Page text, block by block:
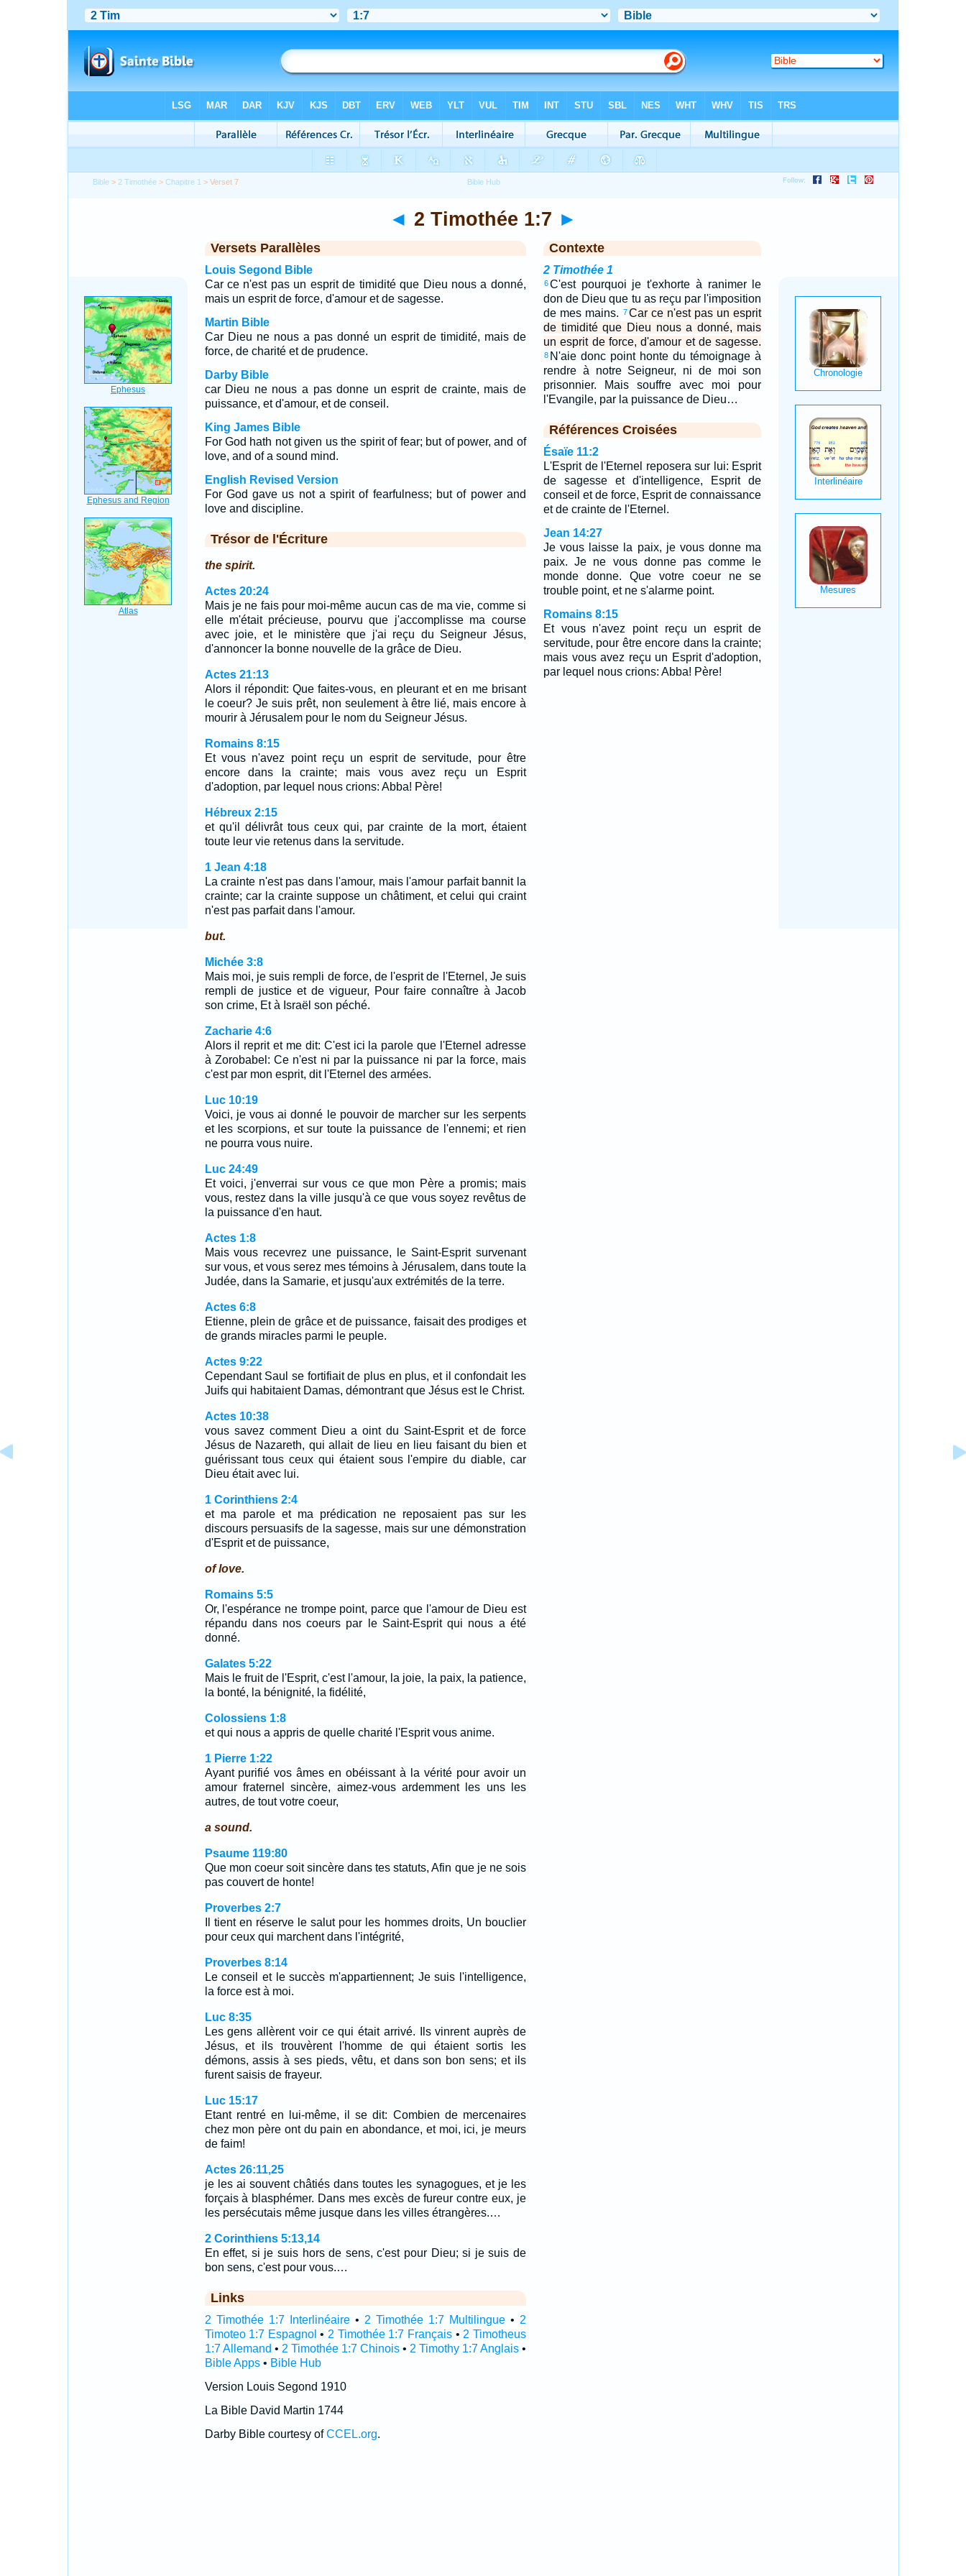
Bible > 2 Timothée >Chapitre 1 > Verset 7
◄ 2 Timothée 1:7 ►
Versets Parallèles
Louis Segond Bible
Car ce n'est pas un esprit de timidité que Dieu nous a donné,
mais un esprit de force, d'amour et de sagesse.
Martin Bible
Car Dieu ne nous a pas donné un esprit de timidité, mais de
force, de charité et de prudence.
Darby Bible
car Dieu ne nous a pas donne un esprit de crainte, mais de
puissance, et d'amour, et de conseil.
King James Bible
For God hath not given us the spirit of fear; but of power, and of
love, and of a sound mind.
English Revised Version
For God gave us not a spirit of fearfulness; but of power and
love and discipline.
Trésor de l'Écriture
the spirit.
Actes 20:24
Mais je ne fais pour moi-même aucun cas de ma vie, comme si
elle m'était précieuse, pourvu que j'accomplisse ma course
avec joie, et le ministère que j'ai reçu du Seigneur Jésus,
d'annoncer la bonne nouvelle de la grâce de Dieu.
Actes 21:13
Alors il répondit: Que faites-vous, en pleurant et en me brisant
le coeur? Je suis prêt, non seulement à être lié, mais encore à
mourir à Jérusalem pour le nom du Seigneur Jésus.
Romains 8:15
Et vous n'avez point reçu un esprit de servitude, pour être
encore dans la crainte; mais vous avez reçu un Esprit
d'adoption, par lequel nous crions: Abba! Père!
Hébreux 2:15
et qu'il délivrât tous ceux qui, par crainte de la mort, étaient
toute leur vie retenus dans la servitude.
1 Jean 4:18
La crainte n'est pas dans l'amour, mais l'amour parfait bannit la
crainte; car la crainte suppose un châtiment, et celui qui craint
n'est pas parfait dans l'amour.
but.
Michée 3:8
Mais moi, je suis rempli de force, de l'esprit de l'Eternel, Je suis
rempli de justice et de vigueur, Pour faire connaître à Jacob
son crime, Et à Israël son péché.
Zacharie 4:6
Alors il reprit et me dit: C'est ici la parole que l'Eternel adresse
à Zorobabel: Ce n'est ni par la puissance ni par la force, mais
c'est par mon esprit, dit l'Eternel des armées.
Luc 10:19
Voici, je vous ai donné le pouvoir de marcher sur les serpents
et les scorpions, et sur toute la puissance de l'ennemi; et rien
ne pourra vous nuire.
Luc 24:49
Et voici, j'enverrai sur vous ce que mon Père a promis; mais
vous, restez dans la ville jusqu'à ce que vous soyez revêtus de
la puissance d'en haut.
Actes 1:8
Mais vous recevrez une puissance, le Saint-Esprit survenant
sur vous, et vous serez mes témoins à Jérusalem, dans toute la
Judée, dans la Samarie, et jusqu'aux extrémités de la terre.
Actes 6:8
Etienne, plein de grâce et de puissance, faisait des prodiges et
de grands miracles parmi le peuple.
Actes 9:22
Cependant Saul se fortifiait de plus en plus, et il confondait les
Juifs qui habitaient Damas, démontrant que Jésus est le Christ.
Actes 10:38
vous savez comment Dieu a oint du Saint-Esprit et de force
Jésus de Nazareth, qui allait de lieu en lieu faisant du bien et
guérissant tous ceux qui étaient sous l'empire du diable, car
Dieu était avec lui.
1 Corinthiens 2:4
et ma parole et ma prédication ne reposaient pas sur les
discours persuasifs de la sagesse, mais sur une démonstration
d'Esprit et de puissance,
of love.
Romains 5:5
Or, l'espérance ne trompe point, parce que l'amour de Dieu est
répandu dans nos coeurs par le Saint-Esprit qui nous a été
donné.
Galates 5:22
Mais le fruit de l'Esprit, c'est l'amour, la joie, la paix, la patience,
la bonté, la bénignité, la fidélité,
Colossiens 1:8
et qui nous a appris de quelle charité l'Esprit vous anime.
1 Pierre 1:22
Ayant purifié vos âmes en obéissant à la vérité pour avoir un
amour fraternel sincère, aimez-vous ardemment les uns les
autres, de tout votre coeur,
a sound.
Psaume 119:80
Que mon coeur soit sincère dans tes statuts, Afin que je ne sois
pas couvert de honte!
Proverbes 2:7
Il tient en réserve le salut pour les hommes droits, Un bouclier
pour ceux qui marchent dans l'intégrité,
Proverbes 8:14
Le conseil et le succès m'appartiennent; Je suis l'intelligence,
la force est à moi.
Luc 8:35
Les gens allèrent voir ce qui était arrivé. Ils vinrent auprès de
Jésus, et ils trouvèrent l'homme de qui étaient sortis les
démons, assis à ses pieds, vêtu, et dans son bon sens; et ils
furent saisis de frayeur.
Luc 15:17
Etant rentré en lui-même, il se dit: Combien de mercenaires
chez mon père ont du pain en abondance, et moi, ici, je meurs
de faim!
Actes 26:11,25
je les ai souvent châtiés dans toutes les synagogues, et je les
forçais à blasphémer. Dans mes excès de fureur contre eux, je
les persécutais même jusque dans les villes étrangères.…
2 Corinthiens 5:13,14
En effet, si je suis hors de sens, c'est pour Dieu; si je suis de
bon sens, c'est pour vous.…
Links
2 Timothée 1:7 Interlinéaire• 2 Timothée 1:7 Multilingue• 2
Timoteo 1:7 Espagnol • 2 Timothée 1:7 Français• 2 Timotheus
1:7 Allemand • 2 Timothée 1:7 Chinois• 2 Timothy 1:7 Anglais•
Bible Apps• Bible Hub
Version Louis Segond 1910
La Bible David Martin 1744
Darby Bible courtesy ofCCEL.org.
Contexte
2 Timothée 1
6C'est pourquoi je t'exhorte à ranimer le
don de Dieu que tu as reçu par l'imposition
de mes mains. 7Car ce n'est pas un esprit
de timidité que Dieu nous a donné, mais
un esprit de force, d'amour et de sagesse.
8 N'aie donc point honte du témoignage à
rendre à notre Seigneur, ni de moi son
prisonnier. Mais souffre avec moi pour
l'Evangile, par la puissance de Dieu…
Références Croisées
Ésaïe 11:2
L'Esprit de l'Eternel reposera sur lui: Esprit
de sagesse et d'intelligence, Esprit de
conseil et de force, Esprit de connaissance
et de crainte de l'Eternel.
Jean 14:27
Je vous laisse la paix, je vous donne ma
paix. Je ne vous donne pas comme le
monde donne. Que votre coeur ne se
trouble point, et ne s'alarme point.
Romains 8:15
Et vous n'avez point reçu un esprit de
servitude, pour être encore dans la crainte;
mais vous avez reçu un Esprit d'adoption,
par lequel nous crions: Abba! Père!